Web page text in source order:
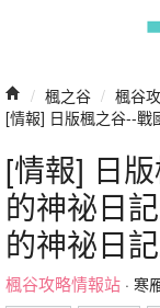
/ 楓之谷 / 楓谷
[情報] 日版楓之谷--戰
[情報] 日
的神祕日
的神祕日
楓谷攻略情報站 · 寒